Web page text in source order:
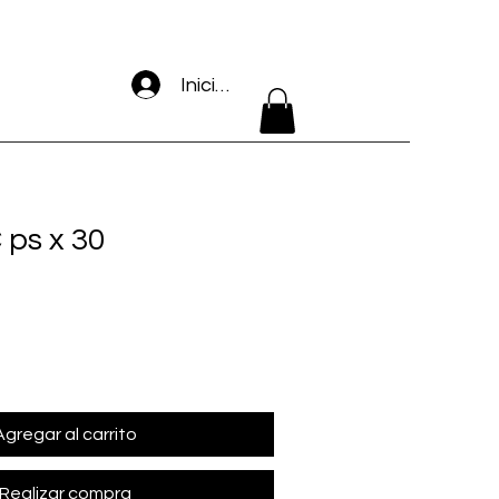
Iniciar sesión
ps x 30
al carrito
Realizar compra